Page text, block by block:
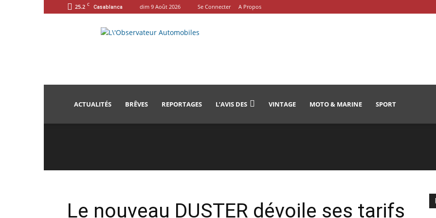
25.2 C Casablanca dim 9 Août 2026 Se Connecter A Propos
L'Observateur
ACTUALITÉS BRÊVES REPORTAGES L’AVIS DES VINTAGE MOTO & MARINE SPORT
Le nouveau DUSTER dévoile ses tarifs